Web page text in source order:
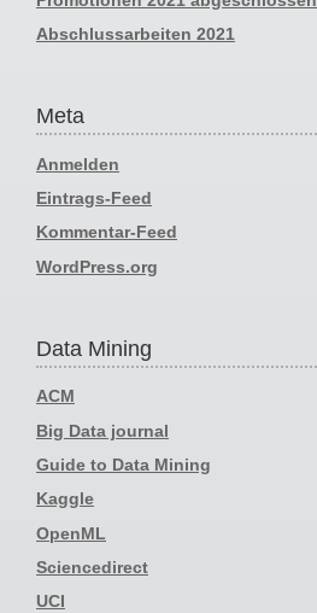
Abschlussarbeiten 2021
Meta
Anmelden
Eintrags-Feed
Kommentar-Feed
WordPress.org
Data Mining
ACM
Big Data journal
Guide to Data Mining
Kaggle
OpenML
Sciencedirect
UCI